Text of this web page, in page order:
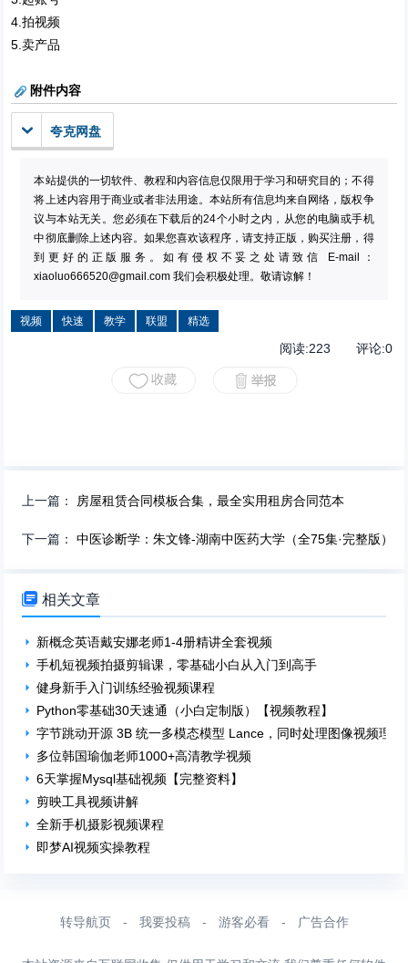
4.拍视频
5.卖产品
附件内容
夸克网盘
本站提供的一切软件、教程和内容信息仅限用于学习和研究目的；不得
将上述内容用于商业或者非法用途。本站所有信息均来自网络，版权争
议与本站无关。您必须在下载后的24个小时之内，从您的电脑或手机
中彻底删除上述内容。如果您喜欢该程序，请支持正版，购买注册，得
到更好的正版服务。如有侵权不妥之处请致信 E-mail：
xiaoluo666520@gmail.com 我们会积极处理。敬请谅解！
视频 快速 教学 联盟 精选
阅读:223 评论:0
上一篇： 房屋租赁合同模板合集，最全实用租房合同范本
下一篇：中医诊断学：朱文锋-湖南中医药大学（全75集·完整版）
 相关文章
新概念英语戴安娜老师1-4册精讲全套视频
手机短视频拍摄剪辑课，零基础小白从入门到高手
健身新手入门训练经验视频课程
Python零基础30天速通（小白定制版）【视频教程】
字节跳动开源 3B 统一多模态模型 Lance，同时处理图像视频理解
多位韩国瑜伽老师1000+高清教学视频
6天掌握Mysql基础视频【完整资料】
剪映工具视频讲解
全新手机摄影视频课程
即梦AI视频实操教程
转导航页 - 我要投稿 - 游客必看 - 广告合作